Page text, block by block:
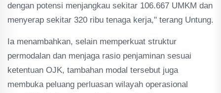
dengan potensi menjangkau sekitar 106.667 UMKM dan
menyerap sekitar 320 ribu tenaga kerja," terang Untung.
Ia menambahkan, selain memperkuat struktur
permodalan dan menjaga rasio penjaminan sesuai
ketentuan OJK, tambahan modal tersebut juga
membuka peluang perluasan wilayah operasional